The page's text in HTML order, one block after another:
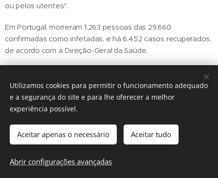
ou pelos utentes".
Em Portugal, morreram 1.263 pessoas das 29.660
confirmadas como infetadas, e há 6.452 casos recuperados,
de acordo com a Direção-Geral da Saúde.
Share
Cookies
Utilizamos cookies para permitir o funcionamento adequado
e a segurança do site e para lhe oferecer a melhor
experiência possível.
Aceitar apenas o necessário Aceitar tudo
Abrir configurações avançadas